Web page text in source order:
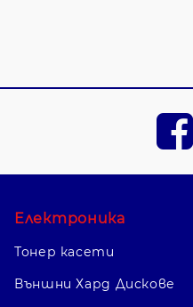
Електроника
Тонер касети
Външни Хард Дискове